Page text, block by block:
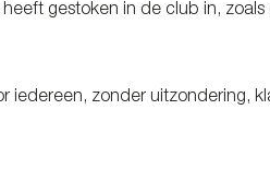
gestoken in de club in,
iedereen, zonder uitzondering,